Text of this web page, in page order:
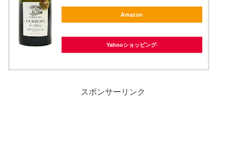
Amazon
Yahooショッピング
スポンサーリンク